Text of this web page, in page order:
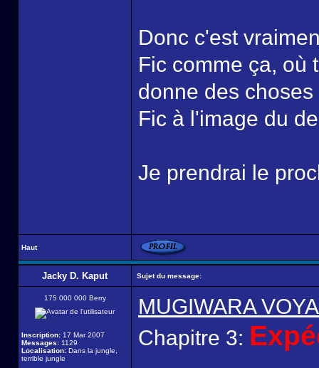
Donc c'est
Fic comme ça, où
donne des
Fic à l'image du
Je prendrai le
Haut
Jacky D. Kaput Sujet du message:
175 000 000 Berry
Inscription: 17 Mar 2007
Messages: 1129
Localisation: Dans la jungle,
terrible jungle
MUGIWARA
Chapitre 3: